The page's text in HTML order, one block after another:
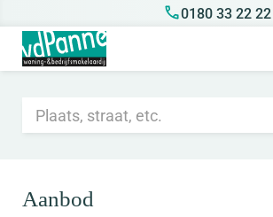
0180 33 22 22
Aanbod